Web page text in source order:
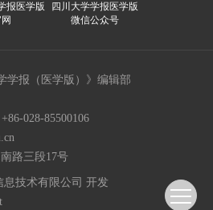
报医学版
四川大学学报医学版
微信公众号
学报（医学版）》编辑部
028-85500106
路三段17号
技术有限公司 开发